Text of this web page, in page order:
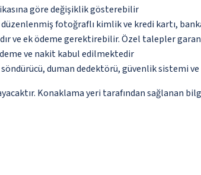
göre değişiklik gösterebilir
fotoğraflı kimlik ve kredi kartı,
ve ek ödeme gerektirebilir. Özel talepler
ve nakit kabul edilmektedir
duman dedektörü, güvenlik sistemi
Konaklama yeri tarafından sağlanan